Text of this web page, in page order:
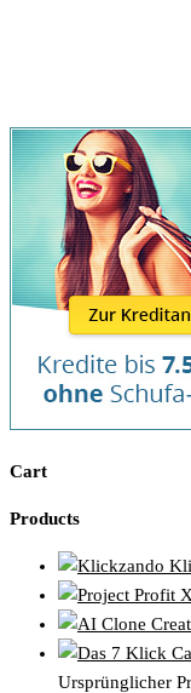
Cart
Products
Ursprünglicher